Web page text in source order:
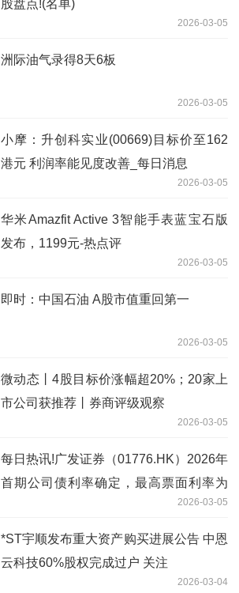
股盘点!(名单)
2026-03-05
洲际油气录得8天6板
2026-03-05
小摩：升创科实业(00669)目标价至162
港元 利润率能见度改善_每日消息
2026-03-05
华米Amazfit Active 3智能手表蓝宝石版
发布，1199元-热点评
2026-03-05
即时：中国石油 A股市值重回第一
2026-03-05
微动态丨4股目标价涨幅超20%；20家上
市公司获推荐丨券商评级观察
2026-03-05
每日热讯!广发证券（01776.HK）2026年
首期公司债利率确定，最高票面利率为
2026-03-05
*ST宇顺发布重大资产购买进展公告 中恩
云科技60%股权完成过户 关注
2026-03-04